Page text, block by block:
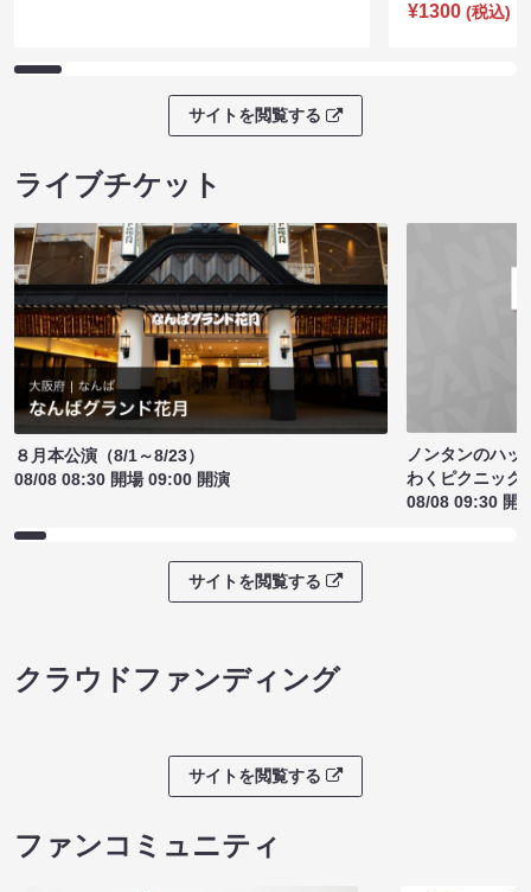
¥1300 (税込)
サイトを閲覧する
ライブチケット
８月本公演（8/1～8/23）
08/08 08:30 開場 09:00 開演
ノンタンのハッ
わくピクニック
08/08 09:30 開
サイトを閲覧する
クラウドファンディング
サイトを閲覧する
ファンコミュニティ